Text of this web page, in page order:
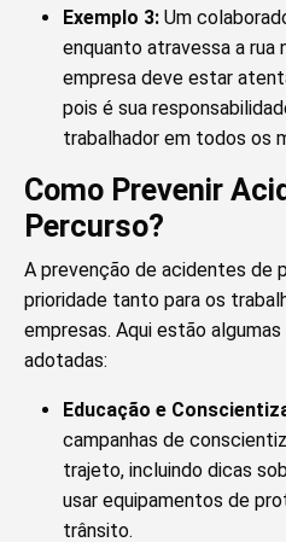
Exemplo 3: Um
enquanto atravessa a rua
empresa deve estar
pois é sua
trabalhador em todos os
Como Prevenir
Percurso?
A prevenção de acidentes de
prioridade tanto para os
empresas. Aqui estão
adotadas:
Educação e
campanhas de
trajeto, incluindo dicas
usar equipamentos de
trânsito.